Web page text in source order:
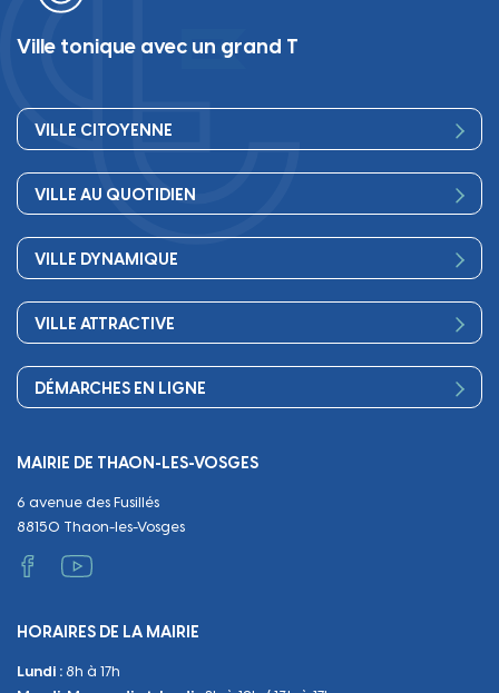
Ville tonique avec un grand T
VILLE CITOYENNE
Conseil Municipal
Les services de la Mairie
Finances
Démocratie participative
Publications
VILLE AU QUOTIDIEN
Petite enfance
Scolarité
Périscolaire
Séniors, social, santé
Circuler
Emploi
VILLE DYNAMIQUE
Culture
Associations
Equipements
VILLE ATTRACTIVE
Commerces et artisanat
Urbanisme
Tranquillité et sécurité
DÉMARCHES EN LIGNE
Décès
Papiers et citoyenneté
Administratif et technique
Manifestations
Urbanisme
MAIRIE DE THAON-LES-VOSGES
6 avenue des Fusillés
88150 Thaon-les-Vosges
HORAIRES DE LA MAIRIE
Lundi : 8h à 17h